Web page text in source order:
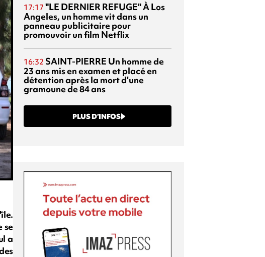
se
a
17:17 "LE DERNIER REFUGE"À Los
Angeles, un homme vit dans un
panneau publicitaire pour
promouvoir un film Netflix
16:32 SAINT-PIERRE Un homme de
23 ans mis en examen et placé en
détention après la mort d'une
gramoune de 84 ans
PLUS D’INFOS